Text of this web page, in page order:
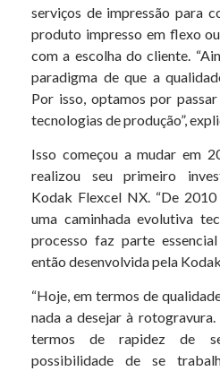
serviços de impressão para
produto impresso em flexo
com a escolha do cliente.
paradigma de que a
Por isso, optamos por
tecnologias de produção”,
Isso começou a mudar em
realizou seu primeiro
Kodak Flexcel NX. “De
uma caminhada evolutiva
processo faz parte
então desenvolvida pela
“Hoje, em termos de
nada a desejar à
termos de rapidez de
possibilidade de se